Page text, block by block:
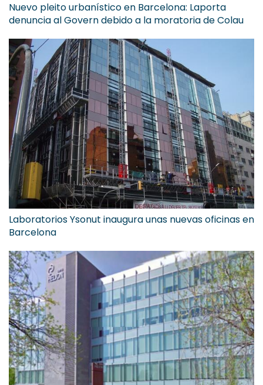
Nuevo pleito urbanístico en Barcelona: Laporta
denuncia al Govern debido a la moratoria de Colau
Laboratorios Ysonut inaugura unas nuevas oficinas en
Barcelona